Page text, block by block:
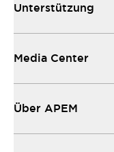
Unterstützung
Media Center
Über APEM